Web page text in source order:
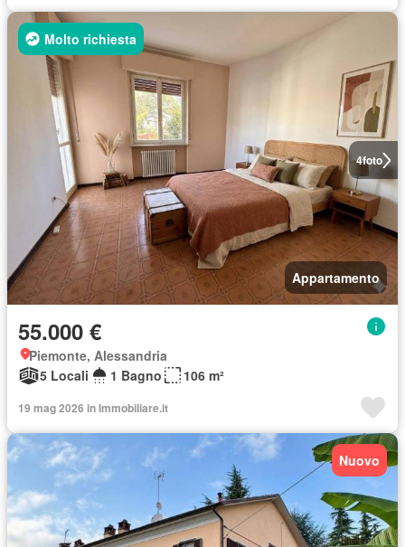
4foto
Molto richiesta
Appartamento
55.000 €
Piemonte, Alessandria
5 Locali
1 Bagno 106 m²
19 mag 2026 in Immobiliare.it
Nuovo